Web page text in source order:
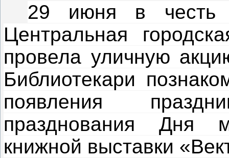
29 июня в честь
Центральная
провела уличную
Библиотекари
появления
празднования Дня
книжной выставки